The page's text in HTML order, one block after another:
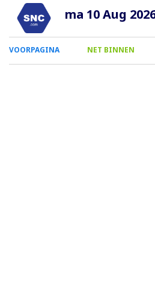
naar
ma 10 Aug
0
Smartphone
VOORPAGINA NET BINNEN